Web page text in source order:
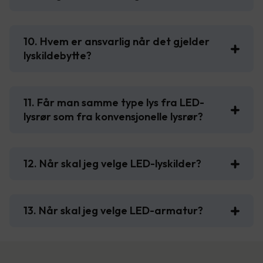
10. Hvem er ansvarlig når det gjelder
lyskildebytte?
11. Får man samme type lys fra LED-
lysrør som fra konvensjonelle lysrør?
12. Når skal jeg velge LED-lyskilder?
13. Når skal jeg velge LED-armatur?